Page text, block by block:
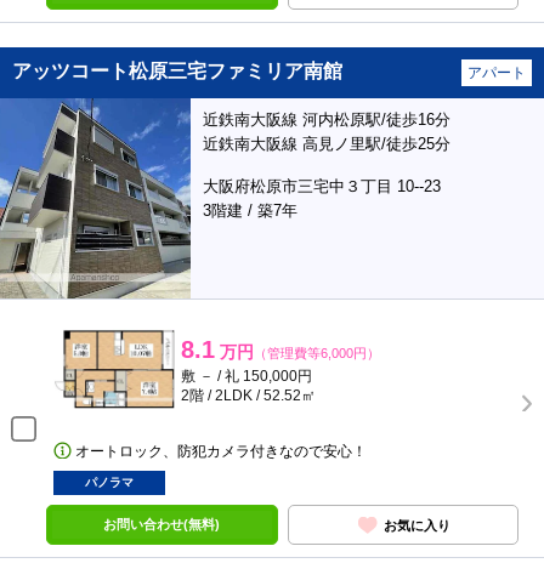
アッツコート松原三宅ファミリア南館 アパート
近鉄南大阪線 河内松原駅/徒歩16分
近鉄南大阪線 高見ノ里駅/徒歩25分
大阪府松原市三宅中３丁目 10--23
3階建 / 築7年
8.1 万円 （管理費等6,000円）
敷 － / 礼 150,000円
2階 / 2LDK / 52.52㎡
オートロック、防犯カメラ付きなので安心！
パノラマ
お問い合わせ(無料) お気に入り